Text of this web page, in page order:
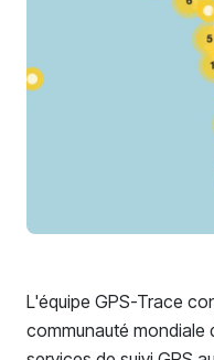
L'équipe GPS-Trace
communauté mondiale